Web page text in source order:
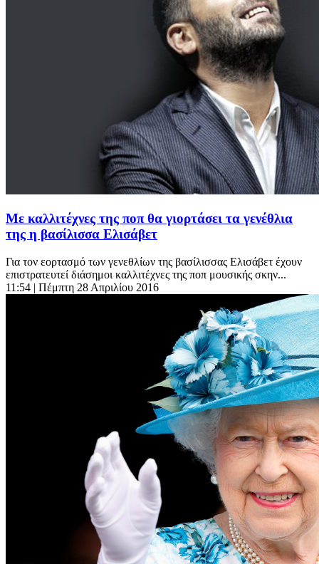
Με καλλιτέχνες της ποπ θα γιορτάσει τα γενέθλια
της η βασίλισσα Ελισάβετ
Για τον εορτασμό των γενεθλίων της βασίλισσας Ελισάβετ έχουν
επιστρατευτεί διάσημοι καλλιτέχνες της ποπ μουσικής σκην...
11:54 | Πέμπτη 28 Απριλίου 2016